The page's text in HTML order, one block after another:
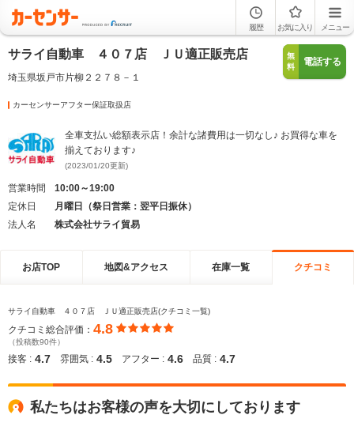
履歴 お気に入り メニュー
サライ自動車 ４０７店 ＪＵ適正販売店
埼玉県坂戸市片柳２２７８－１
無
料
電話する
カーセンサーアフター保証取扱店
全車支払い総額表示店！余計な諸費用は一切なし♪ お買得な車を
揃えております♪
(2023/01/20更新)
営業時間
10:00～19:00
定休日
月曜日（祭日営業：翌平日振休）
法人名
株式会社サライ貿易
お店TOP 地図&アクセス 在庫一覧 クチコミ
サライ自動車 ４０７店 ＪＵ適正販売店(クチコミ一覧)
クチコミ総合評価： 4.8
（投稿数90件）
接客 : 4.7 雰囲気 : 4.5 アフター : 4.6 品質 : 4.7
私たちはお客様の声を大切にしております